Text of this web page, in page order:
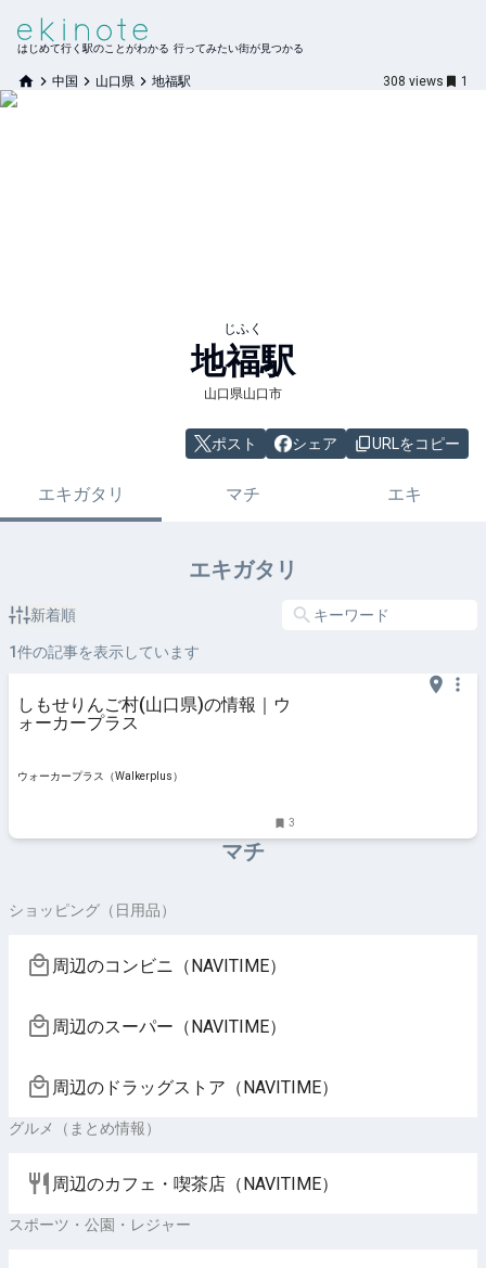
はじめて行く駅のことがわかる 行ってみたい街が見つかる
中国 山口県 地福駅 308 views 1
じふく
地福駅
山口県山口市
ポスト シェア URLをコピー
エキガタリ マチ エキ
エキガタリ
新着順
1件の記事を表示しています
しもせりんご村(山口県)の情報｜ウ
ォーカープラス
ウォーカープラス（Walkerplus）
3
マチ
ショッピング（日用品）
周辺のコンビニ（NAVITIME）
周辺のスーパー（NAVITIME）
周辺のドラッグストア（NAVITIME）
グルメ（まとめ情報）
周辺のカフェ・喫茶店（NAVITIME）
スポーツ・公園・レジャー